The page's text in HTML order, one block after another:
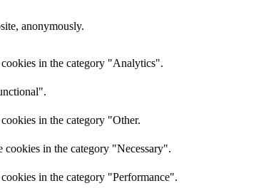
anonymously.
in the category "Analytics".
in the category "Other.
in the category "Necessary".
in the category "Performance".